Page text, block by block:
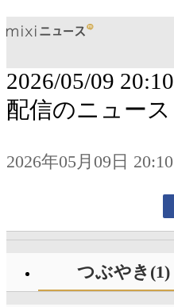
2026/05/09 20:10
配信のニュース
2026年05月09日 20:10
つぶやき(1)